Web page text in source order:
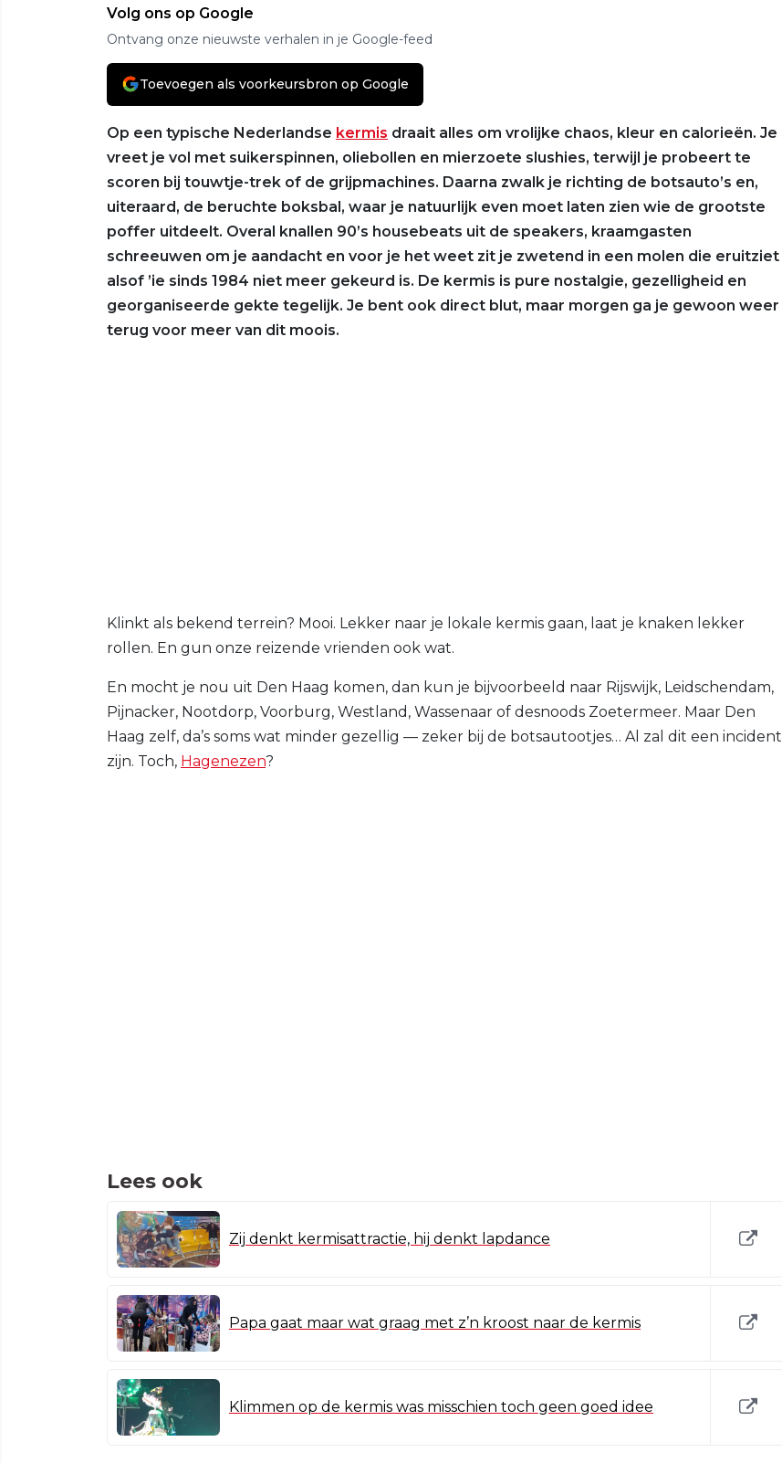
Volg ons op Google
Ontvang onze nieuwste verhalen in je Google-feed
Toevoegen als voorkeursbron op Google
Op een typische Nederlandse kermis draait alles om vrolijke chaos, kleur en calorieën. Je
vreet je vol met suikerspinnen, oliebollen en mierzoete slushies, terwijl je probeert te
scoren bij touwtje-trek of de grijpmachines. Daarna zwalk je richting de botsauto’s en,
uiteraard, de beruchte boksbal, waar je natuurlijk even moet laten zien wie de grootste
poffer uitdeelt. Overal knallen 90’s housebeats uit de speakers, kraamgasten
schreeuwen om je aandacht en voor je het weet zit je zwetend in een molen die eruitziet
alsof ’ie sinds 1984 niet meer gekeurd is. De kermis is pure nostalgie, gezelligheid en
georganiseerde gekte tegelijk. Je bent ook direct blut, maar morgen ga je gewoon weer
terug voor meer van dit moois.
Klinkt als bekend terrein? Mooi. Lekker naar je lokale kermis gaan, laat je knaken lekker
rollen. En gun onze reizende vrienden ook wat.
En mocht je nou uit Den Haag komen, dan kun je bijvoorbeeld naar Rijswijk, Leidschendam,
Pijnacker, Nootdorp, Voorburg, Westland, Wassenaar of desnoods Zoetermeer. Maar Den
Haag zelf, da’s soms wat minder gezellig — zeker bij de botsautootjes… Al zal dit een incident
zijn. Toch, Hagenezen?
Lees ook
Zij denkt kermisattractie, hij denkt lapdance
Papa gaat maar wat graag met z’n kroost naar de kermis
Klimmen op de kermis was misschien toch geen goed idee